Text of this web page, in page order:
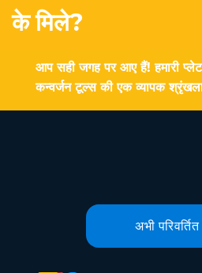
के मिले?
आप सही जगह पर आए हैं! हमारी
कन्वर्जन टूल्स की एक व्यापक
अभी